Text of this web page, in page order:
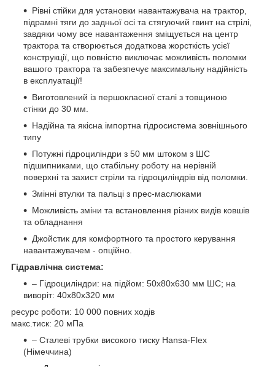
Рівні стійки для установки навантажувача на трактор,
підрамні тяги до задньої осі та стягуючий гвинт на стрілі,
завдяки чому все навантаження зміщується на центр
трактора та створюється додаткова жорсткість усієї
конструкції, що повністю виключає можливість поломки
вашого трактора та забезпечує максимальну надійність
в експлуатації!
Виготовлений із першокласної сталі з товщиною
стінки до 30 мм.
Надійна та якісна імпортна гідросистема зовнішнього
типу
Потужні гідроциліндри з 50 мм штоком з ШС
підшипниками, що стабільну роботу на нерівній
поверхні та захист стріли та гідроциліндрів від поломки.
Змінні втулки та пальці з прес-маслюками
Можливість зміни та встановлення різних видів ковшів
та обладнання
Джойстик для комфортного та простого керування
навантажувачем - опційно.
Гідравлічна система:
– Гідроциліндри: на підйом: 50х80х630 мм ШС; на
виворіт: 40х80х320 мм
ресурс роботи: 10 000 повних ходів
макс.тиск: 20 мПа
– Сталеві трубки високого тиску Hansa-Flex
(Німеччина)